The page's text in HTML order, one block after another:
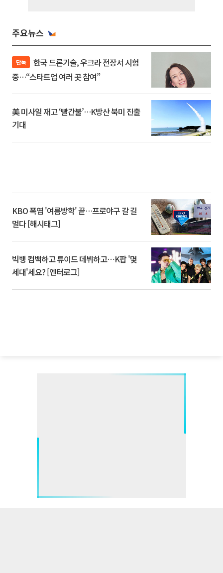
주요뉴스
단독
중…“스타트업 여러 곳 참여”
美 미사일 재고 ‘빨간불’…K방산 북미 진출
기대
KBO 폭염 '여름방학' 끝…프로야구 갈 길
멀다 [해시태그]
빅뱅 컴백하고 튜이드 데뷔하고⋯K팝 '몇
세대'세요? [엔터로그]